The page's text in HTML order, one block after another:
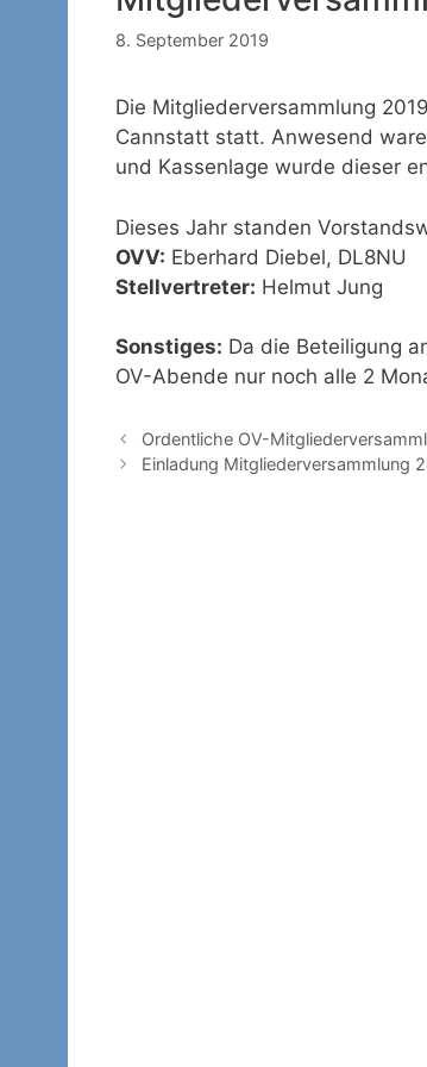
8. September 2019
Die Mitgliederversammlung
Cannstatt statt. Anwesend
und Kassenlage wurde dieser
Dieses Jahr standen
OVV: Eberhard Diebel, DL8NU
Stellvertreter: Helmut Jung
Sonstiges: Da die Beteiligung
OV-Abende nur noch alle 2
Ordentliche OV-
Einladung Mitgliederversammlung